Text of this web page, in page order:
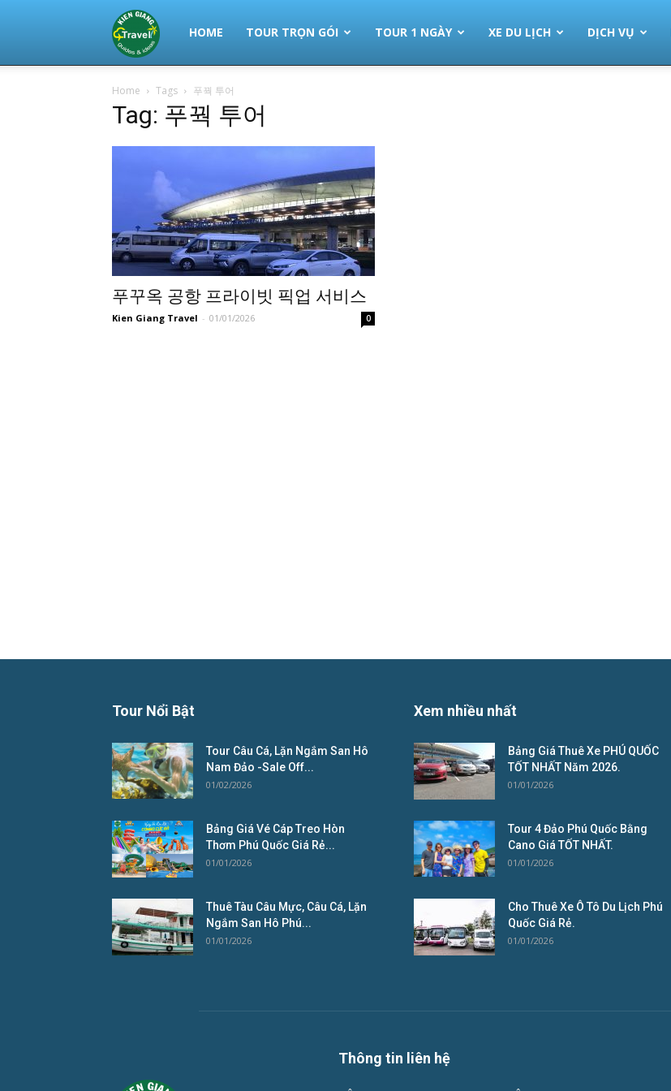
Thuê
Xe
Quốc
|
HOME TOUR TRỌN GÓI TOUR 1 NGÀY XE DU LỊCH DỊCH VỤ
Home Tags 푸꿕 투어
Tag: 푸꿕 투어
푸꾸옥 공항 프라이빗 픽업 서비스
Kien Giang Travel - 01/01/2026 0
Tour Nổi Bật
Tour Câu Cá, Lặn Ngắm San Hô
Nam Đảo -Sale Off...
01/02/2026
Bảng Giá Vé Cáp Treo Hòn
Thơm Phú Quốc Giá Rẻ...
01/01/2026
Thuê Tàu Câu Mực, Câu Cá, Lặn
Ngắm San Hô Phú...
01/01/2026
Xem nhiều nhất
Bảng Giá Thuê Xe PHÚ QUỐC
TỐT NHẤT Năm 2026.
01/01/2026
Tour 4 Đảo Phú Quốc Bằng
Cano Giá TỐT NHẤT.
01/01/2026
Cho Thuê Xe Ô Tô Du Lịch Phú
Quốc Giá Rẻ.
01/01/2026
Thông tin liên hệ